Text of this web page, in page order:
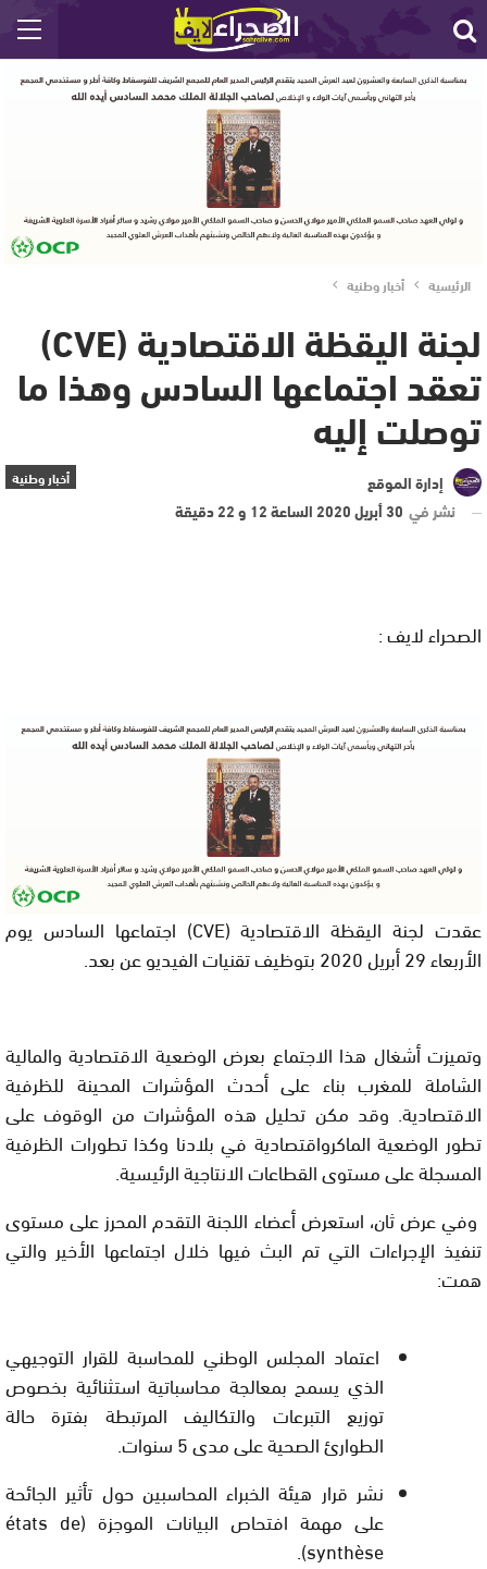
الرئيسية أخبار وطنية
لجنة اليقظة الاقتصادية (CVE)
تعقد اجتماعها السادس وهذا ما
توصلت إليه
أخبار وطنية
إدارة الموقع
نشر في 30 أبريل 2020 الساعة 12 و 22 دقيقة
الصحراء لايف :
عقدت لجنة اليقظة الاقتصادية (CVE) اجتماعها السادس يوم
الأربعاء 29 أبريل 2020 بتوظيف تقنيات الفيديو عن بعد.
وتميزت أشغال هذا الاجتماع بعرض الوضعية الاقتصادية والمالية
الشاملة للمغرب بناء على أحدث المؤشرات المحينة للظرفية
الاقتصادية. وقد مكن تحليل هذه المؤشرات من الوقوف على
تطور الوضعية الماكرواقتصادية في بلادنا وكذا تطورات الظرفية
المسجلة على مستوى القطاعات الانتاجية الرئيسية.​
وفي عرض ثان، استعرض أعضاء اللجنة التقدم المحرز على مستوى
تنفيذ الإجراءات التي تم البث فيها خلال اجتماعها الأخير والتي
همت:​
اعتماد المجلس الوطني للمحاسبة للقرار التوجيهي
الذي يسمح بمعالجة محاسباتية استثنائية بخصوص
توزيع التبرعات والتكاليف المرتبطة بفترة حالة
الطوارئ الصحية على مدى 5 سنوات.
نشر قرار هيئة الخبراء المحاسبين حول تأثير الجائحة
على مهمة افتحاص البيانات الموجزة (états de
synthèse).